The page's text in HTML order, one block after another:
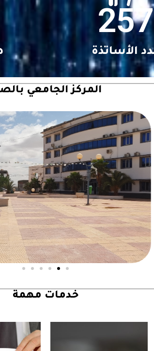
257
الأساتذة
المركز الجامعي
خدمات مهمة